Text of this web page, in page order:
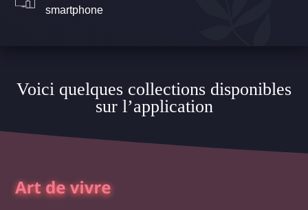
smartphone
Voici quelques collections disponibles
sur l’application